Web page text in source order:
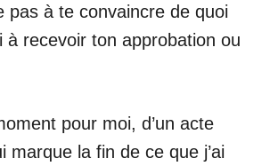
pas à te convaincre de quoi
à recevoir ton approbation ou
pour moi, d’un acte
marque la fin de ce que j’ai